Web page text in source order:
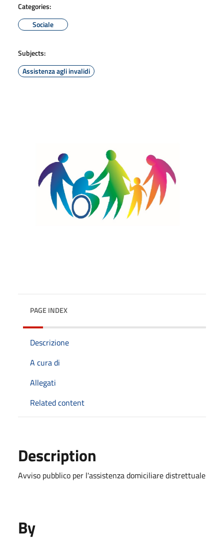
Categories:
Sociale
Subjects:
Assistenza agli invalidi
PAGE INDEX
Descrizione
A cura di
Allegati
Related content
Description
Avviso pubblico per l'assistenza domiciliare distrettuale
By